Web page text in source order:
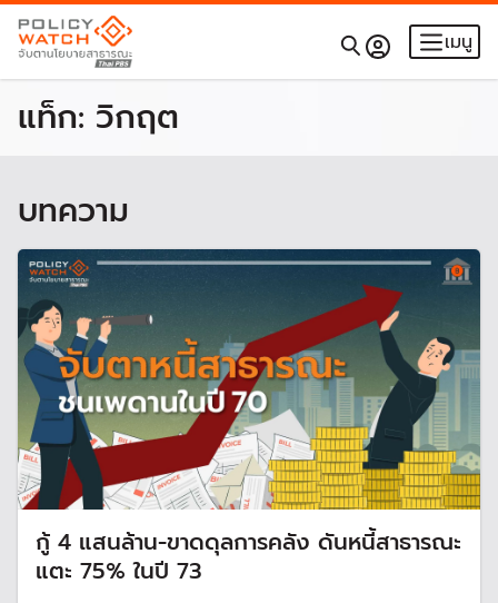
เมนู
แท็ก: วิกฤต
บทความ
กู้ 4 แสนล้าน-ขาดดุลการคลัง ดันหนี้สาธารณะ
แตะ 75% ในปี 73